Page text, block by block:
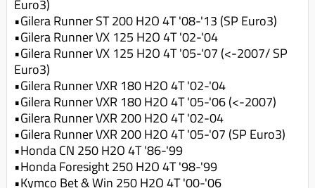
Euro3)
•Gilera Runner ST 200 H2O 4T '08-'13 (SP Euro3)
•Gilera Runner VX 125 H2O 4T '02-'04
•Gilera Runner VX 125 H2O 4T '05-'07 (<-2007/ SP
Euro3)
•Gilera Runner VXR 180 H2O 4T '02-'04
•Gilera Runner VXR 180 H2O 4T '05-'06 (<-2007)
•Gilera Runner VXR 200 H2O 4T '02-04
•Gilera Runner VXR 200 H2O 4T '05-'07 (SP Euro3)
•Honda CN 250 H2O 4T '86-'99
•Honda Foresight 250 H2O 4T '98-'99
•Kymco Bet & Win 250 H2O 4T '00-'06